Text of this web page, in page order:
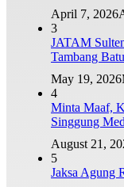
April 7, 2026
3
JATAM
Tambang
May 19, 2026
4
Minta Maaf,
Singgung
August 21,
5
Jaksa Agung